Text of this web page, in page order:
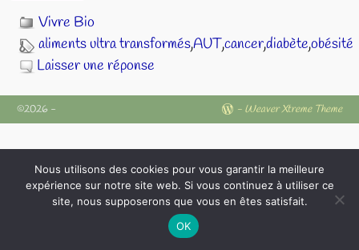
Vivre Bio
aliments ultra transformés,AUT,cancer,diabète,obésité
Laisser une réponse
©2026 - - Weaver Xtreme Theme
Nous utilisons des cookies pour vous garantir la meilleure
expérience sur notre site web. Si vous continuez à utiliser ce
site, nous supposerons que vous en êtes satisfait.
OK